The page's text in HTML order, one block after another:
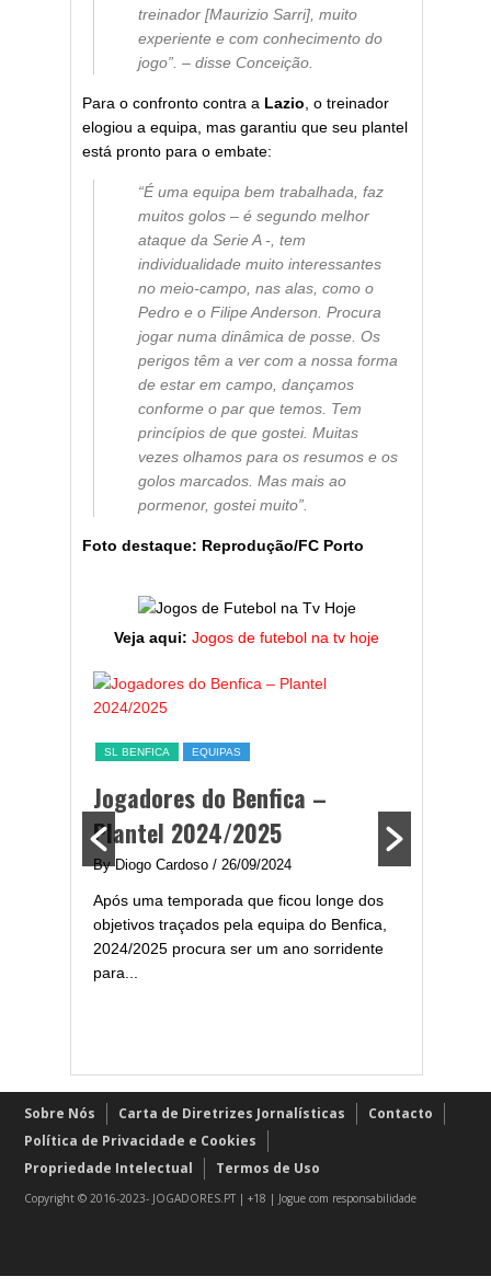
treinador [Maurizio Sarri], muito
experiente e com conhecimento do
jogo”. – disse Conceição.
Para o confronto contra a Lazio , o treinador
elogiou a equipa, mas garantiu que seu plantel
está pronto para o embate:
“É uma equipa bem trabalhada, faz
muitos golos – é segundo melhor
ataque da Serie A -, tem
individualidade muito interessantes
no meio-campo, nas alas, como o
Pedro e o Filipe Anderson. Procura
jogar numa dinâmica de posse. Os
perigos têm a ver com a nossa forma
de estar em campo, dançamos
conforme o par que temos. Tem
princípios de que gostei. Muitas
vezes olhamos para os resumos e os
golos marcados. Mas mais ao
pormenor, gostei muito”.
Foto destaque: Reprodução/FC Porto
Veja aqui: Jogos de futebol na tv hoje
SL BENFICA EQUIPAS
Jogadores do Benfica –
Plantel 2024/2025
By Diogo Cardoso / 26/09/2024
Após uma temporada que ficou longe dos
objetivos traçados pela equipa do Benfica,
2024/2025 procura ser um ano sorridente
para...
Sobre Nós Carta de Diretrizes Jornalísticas
Contacto
Política de Privacidade e Cookies
Propriedade Intelectual
Termos de Uso
Copyright © 2016-2023- JOGADORES.PT | +18 | Jogue com responsabilidade